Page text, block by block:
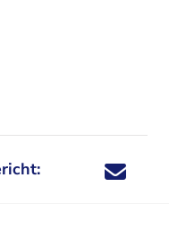
Deel dit
Deel dit
Deel dit
Deel